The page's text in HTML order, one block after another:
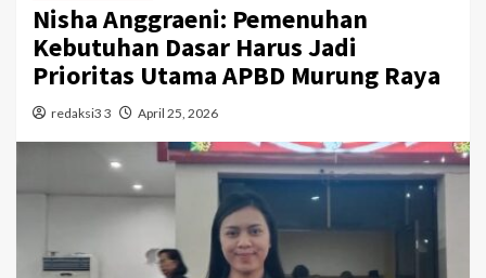
Nisha Anggraeni: Pemenuhan
Kebutuhan Dasar Harus Jadi
Prioritas Utama APBD Murung Raya
redaksi3 3 April 25, 2026